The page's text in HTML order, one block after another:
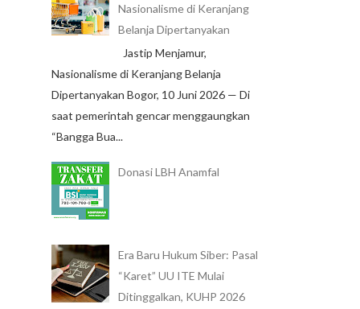
Nasionalisme di Keranjang
Belanja Dipertanyakan
Jastip Menjamur,
Nasionalisme di Keranjang Belanja
Dipertanyakan Bogor, 10 Juni 2026 — Di
saat pemerintah gencar menggaungkan
“Bangga Bua...
Donasi LBH Anamfal
Era Baru Hukum Siber: Pasal
“Karet” UU ITE Mulai
Ditinggalkan, KUHP 2026